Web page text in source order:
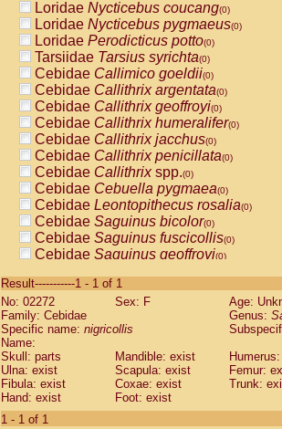
Loridae Nycticebus coucang(0)
Loridae Nycticebus pygmaeus(0)
Loridae Perodicticus potto(0)
Tarsiidae Tarsius syrichta(0)
Cebidae Callimico goeldii(0)
Cebidae Callithrix argentata(0)
Cebidae Callithrix geoffroyi(0)
Cebidae Callithrix humeralifer(0)
Cebidae Callithrix jacchus(0)
Cebidae Callithrix penicillata(0)
Cebidae Callithrixspp.(0)
Cebidae Cebuella pygmaea(0)
Cebidae Leontopithecus rosalia(0)
Cebidae Saguinus bicolor(0)
Cebidae Saguinus fuscicollis(0)
Cebidae Saguinus geoffroyi(0)
CebidaeSaguinus labiatus(0)
Cebidae Saguinus leucopus (0)
Cebidae
CebidaeSaguinus mystax
Cebidae Saguinus nigricollis (1)
Cebidae Saguinus oedipus
Cebidae Saguinus weddelli
Cebidae Saguinusspp.
Cebidae
Result-----------1 - 1 of 1
No: 02272
Sex: F
Age:
Family: Cebidae
Genus:
Specific name: nigricollis
Name:
Skull: parts
Mandible: exist
Ulna: exist
Scapula: exist
Femur:
Fibula: exist
Coxae: exist
Trunk:
Hand: exist
Foot: exist
1 - 1 of 1